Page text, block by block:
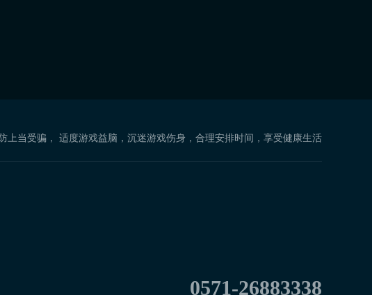
当受骗， 适度游戏益脑，沉迷游戏伤身，合理安排时间，享受健康生活
0571-26883338